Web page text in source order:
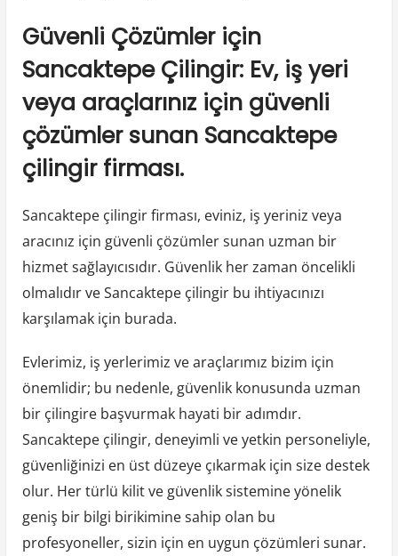
Güvenli Çözümler için
Sancaktepe Çilingir: Ev, iş yeri
veya araçlarınız için güvenli
çözümler sunan Sancaktepe
çilingir firması.
Sancaktepe çilingir firması, eviniz, iş yeriniz veya
aracınız için güvenli çözümler sunan uzman bir
hizmet sağlayıcısıdır. Güvenlik her zaman öncelikli
olmalıdır ve Sancaktepe çilingir bu ihtiyacınızı
karşılamak için burada.
Evlerimiz, iş yerlerimiz ve araçlarımız bizim için
önemlidir; bu nedenle, güvenlik konusunda uzman
bir çilingire başvurmak hayati bir adımdır.
Sancaktepe çilingir, deneyimli ve yetkin personeliyle,
güvenliğinizi en üst düzeye çıkarmak için size destek
olur. Her türlü kilit ve güvenlik sistemine yönelik
geniş bir bilgi birikimine sahip olan bu
profesyoneller, sizin için en uygun çözümleri sunar.